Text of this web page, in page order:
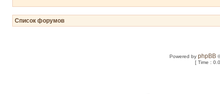
Список форумов
Powered byphpBB
[ Time :